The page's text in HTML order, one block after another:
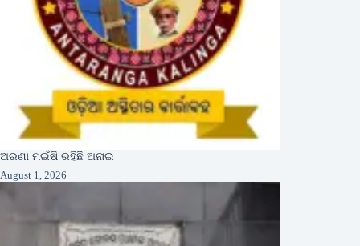
ଅରଣା ମଇଁଷି ରହିଛି ଅନାଇ
August 1, 2026